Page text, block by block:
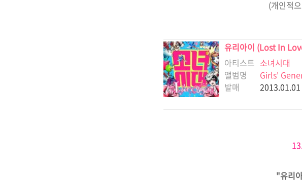
(개인적
유리아이 (Lost In
아티스트 소녀시대
앨범명
Girls'
발매
2013.01.01
"유리